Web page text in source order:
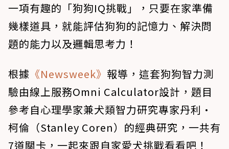
一項有趣的「狗狗IQ挑戰」，只要在家準備
幾樣道具，就能評估狗狗的記憶力、解決問
題的能力以及邏輯思考力！
根據 《Newsweek》 報導，這套狗狗智力測
驗由線上服務Omni Calculator設計，題目
參考自心理學家兼犬類智力研究專家丹利·
柯倫（Stanley Coren）的經典研究，一共有
7道關卡，一起來跟自家愛犬挑戰看看吧！